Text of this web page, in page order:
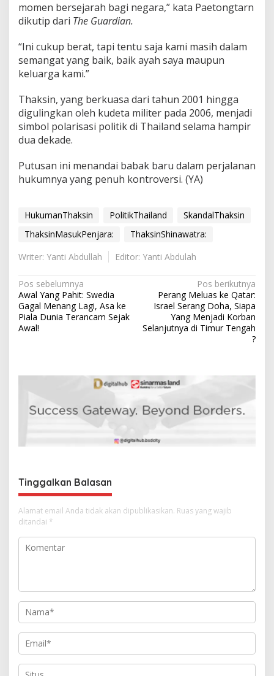
momen bersejarah bagi negara,” kata Paetongtarn
dikutip dari The Guardian.
“Ini cukup berat, tapi tentu saja kami masih dalam
semangat yang baik, baik ayah saya maupun
keluarga kami.”
Thaksin, yang berkuasa dari tahun 2001 hingga
digulingkan oleh kudeta militer pada 2006, menjadi
simbol polarisasi politik di Thailand selama hampir
dua dekade.
Putusan ini menandai babak baru dalam perjalanan
hukumnya yang penuh kontroversi. (YA)
HukumanThaksin PolitikThailand
SkandalThaksin
ThaksinMasukPenjara:
ThaksinShinawatra:
Writer: Yanti Abdullah
Editor: Yanti Abdulah
N
a
v
i
a
Pos sebelumnya
Awal Yang Pahit: Swedia
Gagal Menang Lagi, Asa ke
Piala Dunia Terancam Sejak
Awal!
Pos berikutnya
Perang Meluas ke Qatar:
Israel Serang Doha, Siapa
Yang Menjadi Korban
Selanjutnya di Timur Tengah
?
Tinggalkan Balasan
Alamat email Anda tidak akan dipublikasikan. Ruas yang wajib
ditandai *